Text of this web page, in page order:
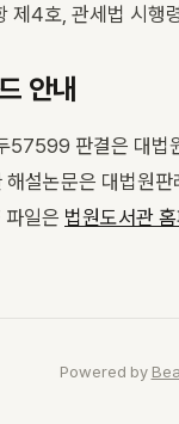
제4호, 관세법 시행
안내
판결은 대법
해설논문은 대법원
일은 법원도서관
Powered by